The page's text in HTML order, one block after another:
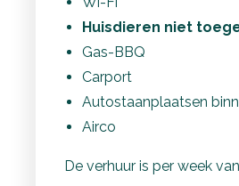
Huisdieren niet
Gas-BBQ
Carport
Autostaanplaatsen
Airco
De verhuur is per week